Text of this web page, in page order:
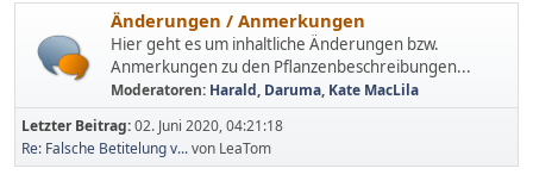
Änderungen / Anmerkungen
Hier geht es um inhaltliche Änderungen bzw.
Anmerkungen zu den Pflanzenbeschreibungen...
Moderatoren: Harald, Daruma, Kate MacLila
Letzter Beitrag:02. Juni 2020, 04:21:18
Re: Falsche Betitelung v...von LeaTom